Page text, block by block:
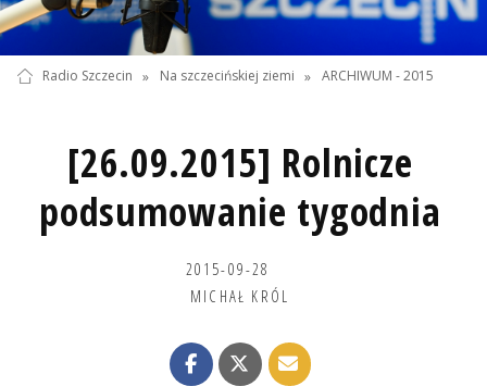
Radio Szczecin » Na szczecińskiej ziemi » ARCHIWUM - 2015
[26.09.2015] Rolnicze
podsumowanie tygodnia
2015-09-28
MICHAŁ KRÓL